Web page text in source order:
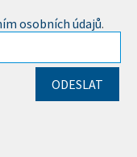
osobních údajů.